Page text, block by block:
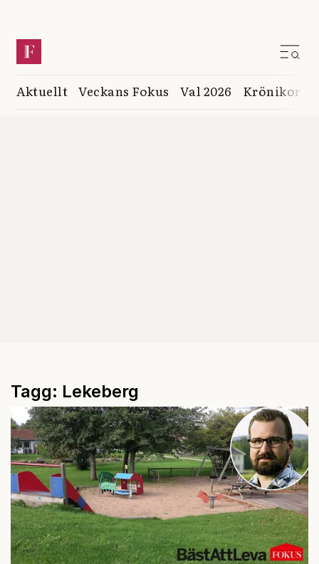
Aktuellt Veckans Fokus Val 2026 Krönikor
Tagg: Lekeberg